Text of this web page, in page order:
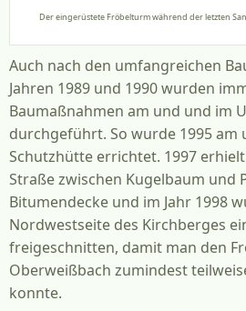
Der eingerüstete Fröbelturm während der letzten
Auch nach den umfangreichen
Jahren 1989 und 1990 wurden
Baumaßnahmen am und und im
durchgeführt. So wurde 1995 am
Schutzhütte errichtet. 1997
Straße zwischen Kugelbaum und
Bitumendecke und im Jahr 1998
Nordwestseite des Kirchberges
freigeschnitten, damit man den
Oberweißbach zumindest
konnte.